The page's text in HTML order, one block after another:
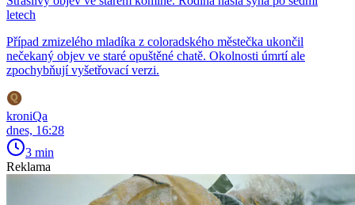
letech
Případ zmizelého mladíka z coloradského městečka ukončil
nečekaný objev ve staré opuštěné chatě. Okolnosti úmrtí ale
zpochybňují vyšetřovací verzi.
kroniQa
dnes, 16:28
3 min
Reklama